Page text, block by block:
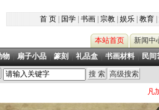
首 页| 国学| 书画| 宗教| 娱乐| 教育|
本站首页 新闻中
物|扇子小品|篆刻 |礼品盒|书画材料|民间
凡加盟